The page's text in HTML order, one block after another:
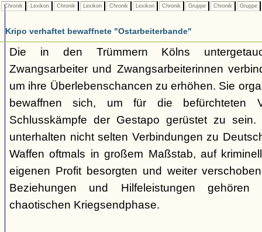
Chronik Lexikon Chronik Lexikon Chronik Lexikon Chronik Gruppe Chronik Gruppe
Kripo verhaftet bewaffnete "Ostarbeiterbande"
Die in den Trümmern Kölns
Zwangsarbeiter und Zwangsarbeiterinnen
um ihre Überlebenschancen zu erhöhen. Sie
bewaffnen sich, um für die befürchteten
Schlusskämpfe der Gestapo gerüstet zu sein.
unterhalten nicht selten Verbindungen zu
Waffen oftmals in großem Maßstab, auf
eigenen Profit besorgten und weiter
Beziehungen und Hilfeleistungen
chaotischen Kriegsendphase.